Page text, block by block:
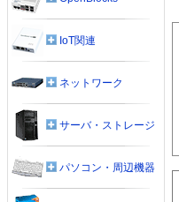
IoT関連
ネットワーク
サーバ・ストレージ
パソコン・周辺機器